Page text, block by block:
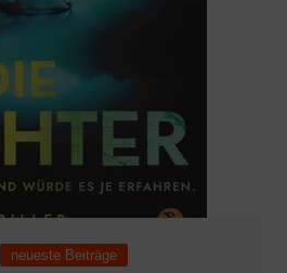
neueste Beiträge